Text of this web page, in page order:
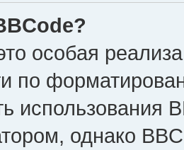
особая
по
использования
однако